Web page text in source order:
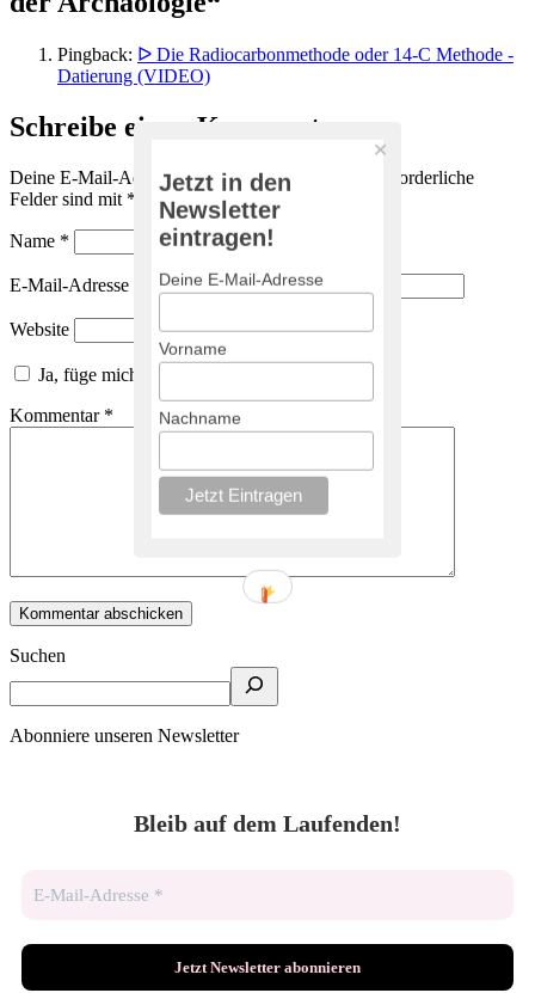
Pingback: ᐅ Die Radiocarbonmethode oder 14-C Methode -
Datierung (VIDEO)
Schreibe einen Kommentar
Deine E-Mail-Adresse wird nicht veröffentlicht.
Erforderliche
Felder sind mit * markiert
Name *
E-Mail-Adresse
Website
Ja, füge mich zu der Mailingliste hinzu!
Kommentar *
Suchen
Abonniere unseren Newsletter
Bleib auf dem Laufenden!
Jetzt in den
Newsletter
eintragen!
Deine E-Mail-Adresse
Vorname
Nachname